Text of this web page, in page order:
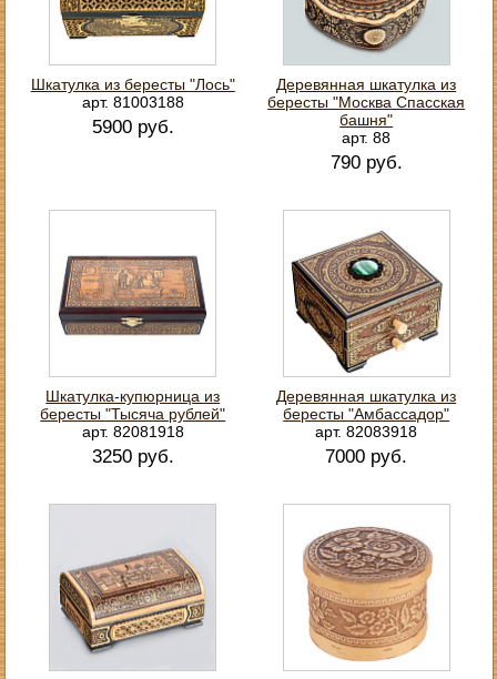
Шкатулка из бересты "Лось"
арт. 81003188
5900 руб.
Деревянная шкатулка из
бересты "Москва Спасская
башня"
арт. 88
790 руб.
Шкатулка-купюрница из
бересты "Тысяча рублей"
арт. 82081918
3250 руб.
Деревянная шкатулка из
бересты "Амбассадор"
арт. 82083918
7000 руб.